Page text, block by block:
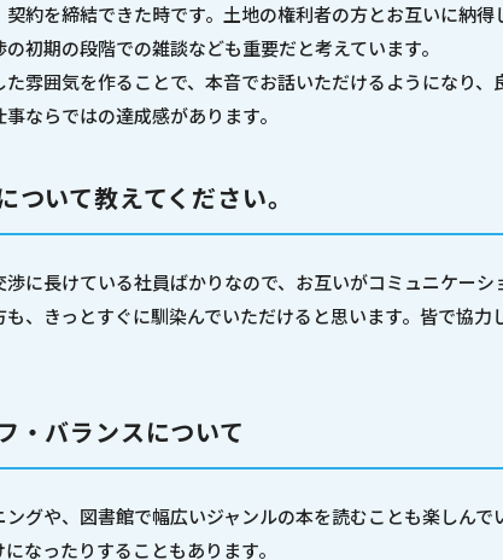
約を締結できた時です。土地の権利者の方とお互いに納得
初期の段階での雑談なども重要だと考えています。
た雰囲気を作ることで、本音でお話いただけるようになり
ならではの達成感があります。
ついて教えてください。
に長けている社員ばかりなので、お互いがコミュニケー
、きっとすぐに馴染んでいただけると思います。皆で協
・バランスについて
グや、図書館で幅広いジャンルの本を読むことも楽しん
なったりすることもあります。